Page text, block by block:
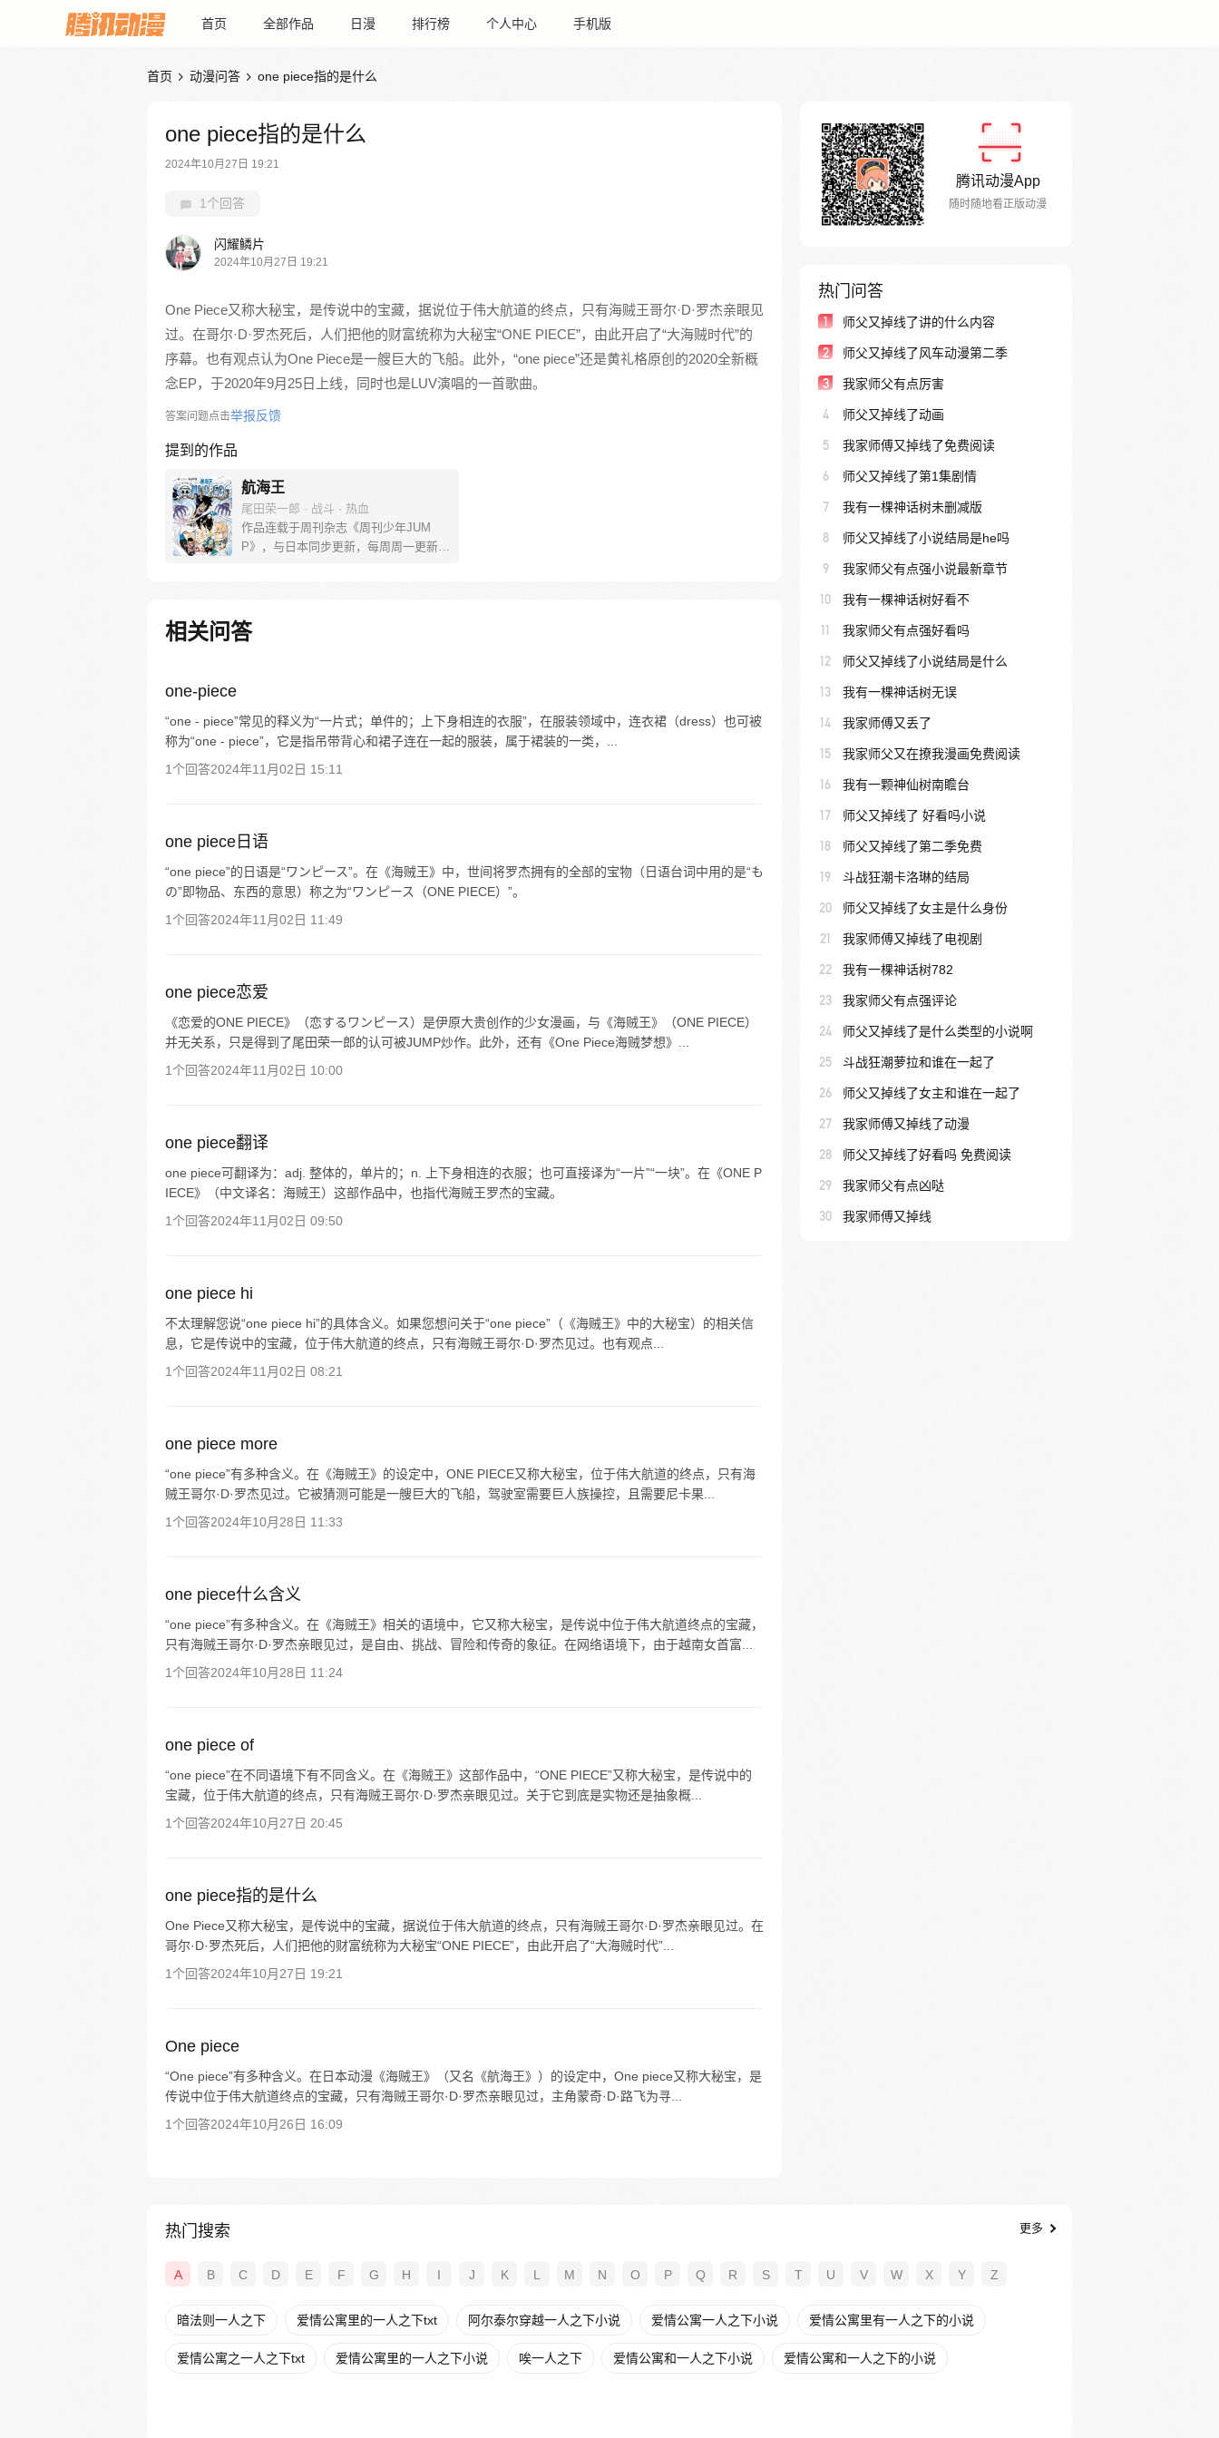
首页 全部作品 日漫 排行榜 个人中心 手机版
首页  动漫问答  one piece指的是什么
one piece指的是什么
2024年10月27日 19:21
1个回答
闪耀鳞片
2024年10月27日 19:21
One Piece又称大秘宝，是传说中的宝藏，据说位于伟大航道的终点，只有海贼王哥尔·D·罗杰亲眼见
过。在哥尔·D·罗杰死后，人们把他的财富统称为大秘宝“ONE PIECE”，由此开启了“大海贼时代”的
序幕。也有观点认为One Piece是一艘巨大的飞船。此外，“one piece”还是黄礼格原创的2020全新概
念EP，于2020年9月25日上线，同时也是LUV演唱的一首歌曲。
答案问题点击举报反馈
提到的作品
航海王
尾田荣一郎 · 战斗 · 热血
作品连载于周刊杂志《周刊少年JUM
P》，与日本同步更新，每周周一更新。
子无法游泳的代价。十年后，路飞为实
现与因救他而断臂的杰克斯的约定而出
相关问答
one-piece
“one - piece”常见的释义为“一片式；单件的；上下身相连的衣服”，在服装领域中，连衣裙（dress）也可被
称为“one - piece”，它是指吊带背心和裙子连在一起的服装，属于裙装的一类，...
1个回答2024年11月02日 15:11
one piece日语
“one piece”的日语是“ワンピース”。在《海贼王》中，世间将罗杰拥有的全部的宝物（日语台词中用的是“も
の”即物品、东西的意思）称之为“ワンピース（ONE PIECE）”。
1个回答2024年11月02日 11:49
one piece恋爱
《恋爱的ONE PIECE》（恋するワンピース）是伊原大贵创作的少女漫画，与《海贼王》（ONE PIECE）
并无关系，只是得到了尾田荣一郎的认可被JUMP炒作。此外，还有《One Piece海贼梦想》...
1个回答2024年11月02日 10:00
one piece翻译
one piece可翻译为：adj. 整体的，单片的；n. 上下身相连的衣服；也可直接译为“一片”“一块”。在《ONE P
IECE》（中文译名：海贼王）这部作品中，也指代海贼王罗杰的宝藏。
1个回答2024年11月02日 09:50
one piece hi
不太理解您说“one piece hi”的具体含义。如果您想问关于“one piece”（《海贼王》中的大秘宝）的相关信
息，它是传说中的宝藏，位于伟大航道的终点，只有海贼王哥尔·D·罗杰见过。也有观点...
1个回答2024年11月02日 08:21
one piece more
“one piece”有多种含义。在《海贼王》的设定中，ONE PIECE又称大秘宝，位于伟大航道的终点，只有海
贼王哥尔·D·罗杰见过。它被猜测可能是一艘巨大的飞船，驾驶室需要巨人族操控，且需要尼卡果...
1个回答2024年10月28日 11:33
one piece什么含义
“one piece”有多种含义。在《海贼王》相关的语境中，它又称大秘宝，是传说中位于伟大航道终点的宝藏，
只有海贼王哥尔·D·罗杰亲眼见过，是自由、挑战、冒险和传奇的象征。在网络语境下，由于越南女首富...
1个回答2024年10月28日 11:24
one piece of
“one piece”在不同语境下有不同含义。在《海贼王》这部作品中，“ONE PIECE”又称大秘宝，是传说中的
宝藏，位于伟大航道的终点，只有海贼王哥尔·D·罗杰亲眼见过。关于它到底是实物还是抽象概...
1个回答2024年10月27日 20:45
one piece指的是什么
One Piece又称大秘宝，是传说中的宝藏，据说位于伟大航道的终点，只有海贼王哥尔·D·罗杰亲眼见过。在
哥尔·D·罗杰死后，人们把他的财富统称为大秘宝“ONE PIECE”，由此开启了“大海贼时代”...
1个回答2024年10月27日 19:21
One piece
“One piece”有多种含义。在日本动漫《海贼王》（又名《航海王》）的设定中，One piece又称大秘宝，是
传说中位于伟大航道终点的宝藏，只有海贼王哥尔·D·罗杰亲眼见过，主角蒙奇·D·路飞为寻...
1个回答2024年10月26日 16:09
腾讯动漫App
随时随地看正版动漫
热门问答
1 师父又掉线了讲的什么内容
2 师父又掉线了风车动漫第二季
3 我家师父有点厉害
4 师父又掉线了动画
5 我家师傅又掉线了免费阅读
6 师父又掉线了第1集剧情
7 我有一棵神话树未删减版
8 师父又掉线了小说结局是he吗
9 我家师父有点强小说最新章节
10 我有一棵神话树好看不
11 我家师父有点强好看吗
12 师父又掉线了小说结局是什么
13 我有一棵神话树无误
14 我家师傅又丢了
15 我家师父又在撩我漫画免费阅读
16 我有一颗神仙树南瞻台
17 师父又掉线了 好看吗小说
18 师父又掉线了第二季免费
19 斗战狂潮卡洛琳的结局
20 师父又掉线了女主是什么身份
21 我家师傅又掉线了电视剧
22 我有一棵神话树782
23 我家师父有点强评论
24 师父又掉线了是什么类型的小说啊
25 斗战狂潮萝拉和谁在一起了
26 师父又掉线了女主和谁在一起了
27 我家师傅又掉线了动漫
28 师父又掉线了好看吗 免费阅读
29 我家师父有点凶哒
30 我家师傅又掉线
热门搜索 更多
A B C D E F G H I J K L M N O P Q R S T U V W X Y Z
暗法则一人之下 爱情公寓里的一人之下txt 阿尔泰尔穿越一人之下小说 爱情公寓一人之下小说 爱情公寓里有一人之下的小说
爱情公寓之一人之下txt 爱情公寓里的一人之下小说 唉一人之下 爱情公寓和一人之下小说 爱情公寓和一人之下的小说